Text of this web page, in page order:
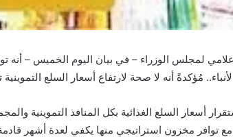
لمجلس الوزراء – في بيان اليوم الخميس – أنه
مُؤكدةً أنه لا صحة لارتفاع أسعار السلع التموينية
أسعار السلع الغذائية بكل المنافذ التموينية
توافر مخزون استراتيجي منها يكفي لعدة أشهر